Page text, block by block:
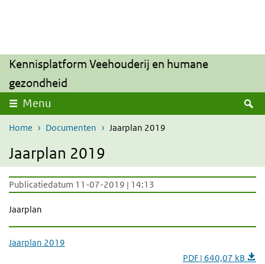
Kennisplatform Veehouderij en humane
gezondheid
Menu
Home Documenten Jaarplan 2019
Jaarplan 2019
Publicatiedatum 11-07-2019 | 14:13
Jaarplan
Jaarplan 2019
PDF | 640,07 kB